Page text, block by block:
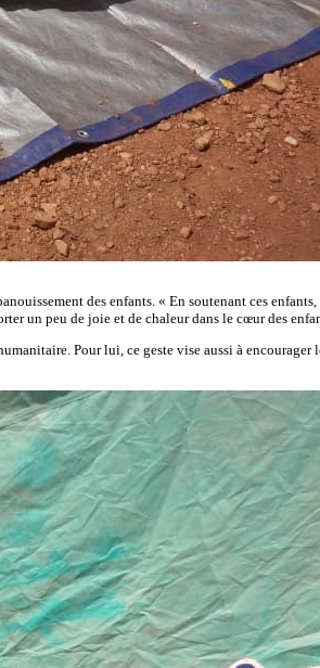
des enfants. « En soutenant ces
un peu de joie et de chaleur dans le cœur des
Pour lui, ce geste vise aussi à